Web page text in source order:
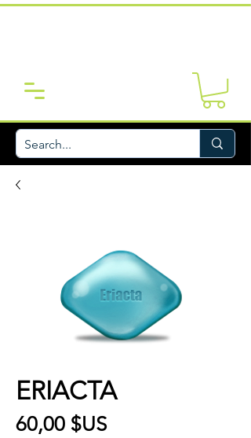
ERIACTA
60,00 $USPrix